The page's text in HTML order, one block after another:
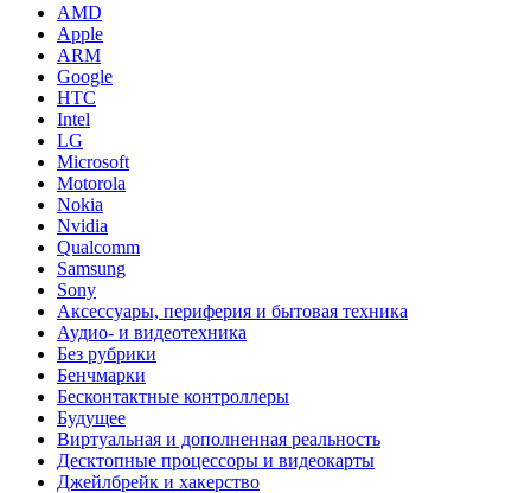
AMD
Apple
ARM
Google
HTC
Intel
LG
Microsoft
Motorola
Nokia
Nvidia
Qualcomm
Samsung
Sony
Аксессуары, периферия и бытовая техника
Аудио- и видеотехника
Без рубрики
Бенчмарки
Бесконтактные контроллеры
Будущее
Виртуальная и дополненная реальность
Десктопные процессоры и видеокарты
Джейлбрейк и хакерство